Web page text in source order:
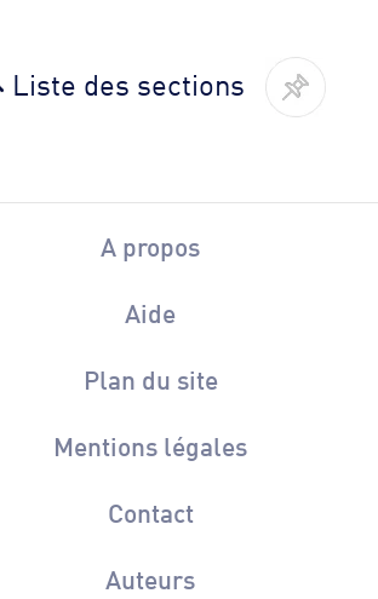
Liste des sections
A propos
Aide
Plan du site
Mentions légales
Contact
Auteurs